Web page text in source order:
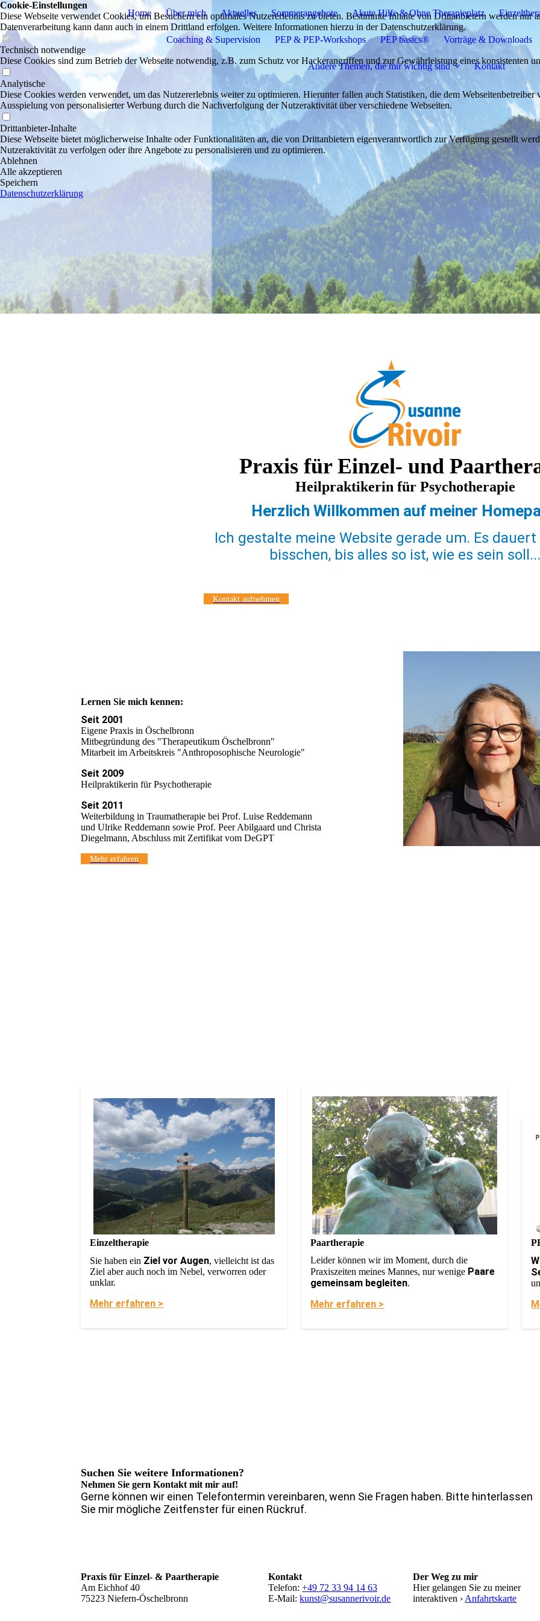
Home Über mich Aktuelles Sommerangebote Akute Hilfe & Ohne Therapieplatz
Coaching & Supervision PEP & PEP-Workshops PEP basics® Vorträge & Downloads
Andere Themen, die mir wichtig sind Kontakt
Praxis für Einzel- und
Heilpraktikerin für Psychotherapie
Herzlich Willkommen auf meiner
Ich gestalte meine Website gerade um. Es
bisschen, bis alles so ist, wie es sein
Kontakt aufnehmen
Lernen Sie mich kennen:
Seit 2001
Eigene Praxis in Öschelbronn
Mitbegründung des "Therapeutikum Öschelbronn"
Mitarbeit im Arbeitskreis "Anthroposophische Neurologie"
Seit 2009
Heilpraktikerin für Psychotherapie
Seit 2011
Weiterbildung in Traumatherapie bei Prof. Luise Reddemann
und Ulrike Reddemann sowie Prof. Peer Abilgaard und Christa
Diegelmann, Abschluss mit Zertifikat vom DeGPT
Mehr erfahren
Einzeltherapie
Sie haben ein Ziel vor Augen, vielleicht ist das
Ziel aber auch noch im Nebel, verworren oder
unklar.
Mehr erfahren >
Paartherapie
Leider können wir im Moment, durch die
Praxiszeiten meines Mannes, nur wenige Paare
gemeinsam begleiten.
Mehr erfahren >
Suchen Sie weitere Informationen?
Nehmen Sie gern Kontakt mit mir auf!
Gerne können wir einen Telefontermin vereinbaren, wenn Sie Fragen haben. Bitte hinterlassen
Sie mir mögliche Zeitfenster für einen Rückruf.
Praxis für Einzel- & Paartherapie
Am Eichhof 40
75223 Niefern-Öschelbronn
Kontakt
Telefon:+49 72 33 94 14 63
E-Mail:kunst@susannerivoir.de
Der Weg zu mir
Hier gelangen Sie zu meiner
interaktiven › Anfahrtskarte
Cookie-Einstellungen
Diese Webseite verwendet Cookies, um Besuchern ein optimales Nutzererlebnis zu bieten. Bestimmte Inhalte von Drittanbietern werden nur
Datenverarbeitung kann dann auch in einem Drittland erfolgen. Weitere Informationen hierzu in der Datenschutzerklärung.
Technisch notwendige
Diese Cookies sind zum Betrieb der Webseite notwendig, z.B. zum Schutz vor Hackerangriffen und zur Gewährleistung eines konsistenten
Analytische
Diese Cookies werden verwendet, um das Nutzererlebnis weiter zu optimieren. Hierunter fallen auch Statistiken, die dem
Ausspielung von personalisierter Werbung durch die Nachverfolgung der Nutzeraktivität über verschiedene Webseiten.
Drittanbieter-Inhalte
Diese Webseite bietet möglicherweise Inhalte oder Funktionalitäten an, die von Drittanbietern eigenverantwortlich zur Verfügung gestellt
Nutzeraktivität zu verfolgen oder ihre Angebote zu personalisieren und zu optimieren.
Ablehnen
Alle akzeptieren
Speichern
Datenschutzerklärung